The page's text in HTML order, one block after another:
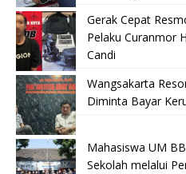
Gerak Cepat
Pelaku Curanmor
Candi
Wangsakarta
Diminta Bayar
Mahasiswa UM
Sekolah melalui